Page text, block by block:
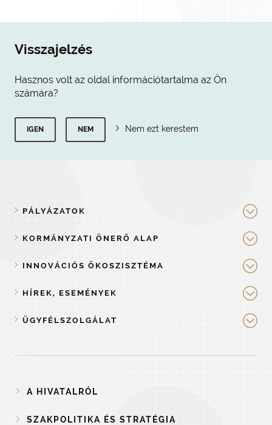
Visszajelzés
Hasznos volt az oldal információtartalma az Ön
számára?
IGEN NEM Nem ezt kerestem
PÁLYÁZATOK
KORMÁNYZATI ÖNERŐ ALAP
INNOVÁCIÓS ÖKOSZISZTÉMA
HÍREK, ESEMÉNYEK
ÜGYFÉLSZOLGÁLAT
A HIVATALRÓL
SZAKPOLITIKA ÉS STRATÉGIA